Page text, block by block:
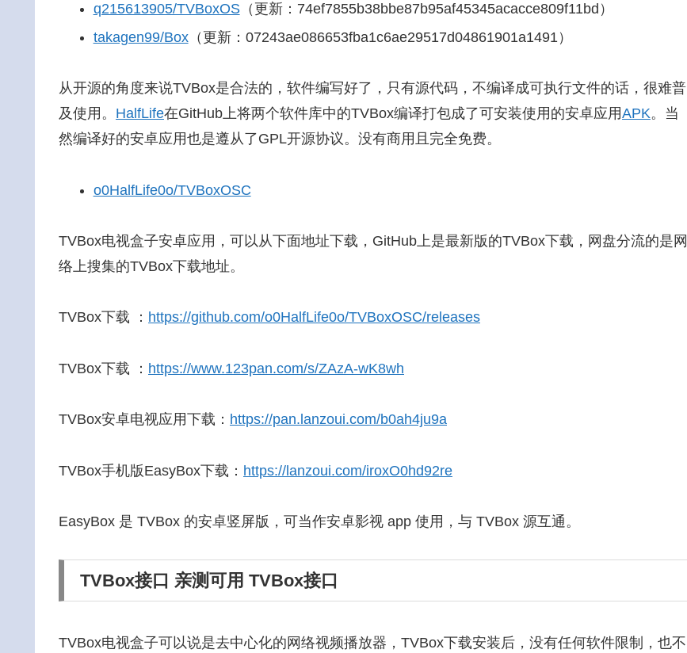
q215613905/TVBoxOS（更新：74ef7855b38bbe87b95af45345acacce809f11bd）
takagen99/Box（更新：07243ae086653fba1c6ae29517d04861901a1491）
从开源的角度来说TVBox是合法的，软件编写好了，只有源代码，不编译成可执行文件的话，很难普
及使用。 HalfLife在GitHub上将两个软件库中的TVBox编译打包成了可安装使用的安卓应用APK。当
然编译好的安卓应用也是遵从了GPL开源协议。没有商用且完全免费。
o0HalfLife0o/TVBoxOSC
TVBox电视盒子安卓应用，可以从下面地址下载，GitHub上是最新版的TVBox下载，网盘分流的是网
络上搜集的TVBox下载地址。
TVBox下载 ： https://github.com/o0HalfLife0o/TVBoxOSC/releases
TVBox下载 ： https://www.123pan.com/s/ZAzA-wK8wh
TVBox安卓电视应用下载： https://pan.lanzoui.com/b0ah4ju9a
TVBox手机版EasyBox下载： https://lanzoui.com/iroxO0hd92re
EasyBox 是 TVBox 的安卓竖屏版，可当作安卓影视 app 使用，与 TVBox 源互通。
TVBox接口 亲测可用 TVBox接口
TVBox电视盒子可以说是去中心化的网络视频播放器，TVBox下载安装后，没有任何软件限制，也不